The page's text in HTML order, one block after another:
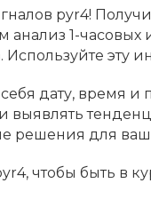
pyr4!
1-
Используйте
дату, время и
и выявлять
решения для
чтобы быть в